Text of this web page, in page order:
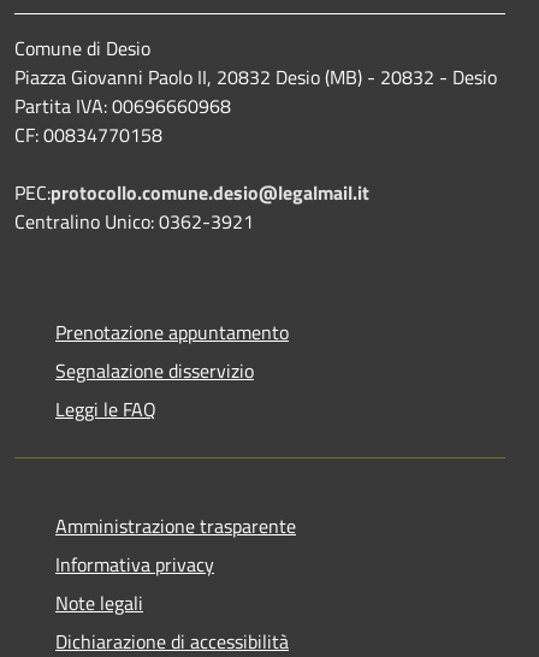
Comune di Desio
Piazza Giovanni Paolo II, 20832 Desio (MB) - 20832 - Desio
Partita IVA: 00696660968
CF: 00834770158
PEC:protocollo.comune.desio@legalmail.it
Centralino Unico: 0362-3921
Prenotazione appuntamento
Segnalazione disservizio
Leggi le FAQ
Amministrazione trasparente
Informativa privacy
Note legali
Dichiarazione di accessibilità